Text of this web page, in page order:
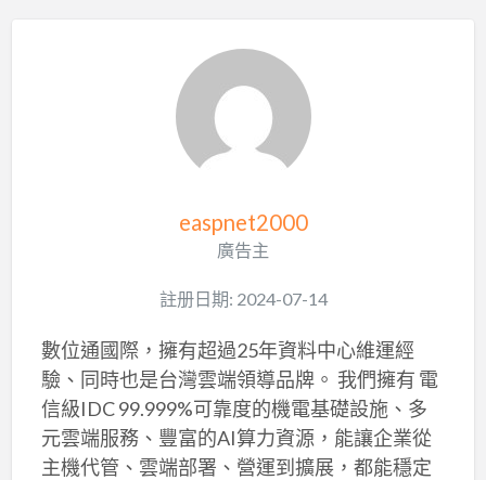
easpnet2000
廣告主
註册日期: 2024-07-14
數位通國際，擁有超過25年資料中心維運經
驗、同時也是台灣雲端領導品牌。 我們擁有 電
信級IDC 99.999%可靠度的機電基礎設施、多
元雲端服務、豐富的AI算力資源，能讓企業從
主機代管、雲端部署、營運到擴展，都能穩定